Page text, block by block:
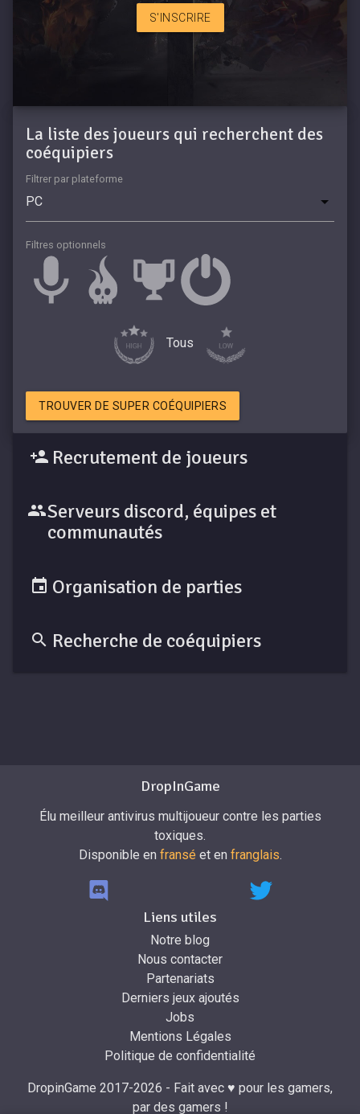
S'INSCRIRE
La liste des joueurs qui recherchent des
coéquipiers
Filtrer par plateforme
Filtres optionnels
Tous
TROUVER DE SUPER COÉQUIPIERS
Recrutement de joueurs
Serveurs discord, équipes et
communautés
Organisation de parties
Recherche de coéquipiers
DropInGame
Élu meilleur antivirus multijoueur contre les parties
toxiques.
Disponible en fransé et en franglais.
Liens utiles
Notre blog
Nous contacter
Partenariats
Derniers jeux ajoutés
Jobs
Mentions Légales
Politique de confidentialité
DropinGame 2017-2026 - Fait avec ♥ pour les gamers,
par des gamers !